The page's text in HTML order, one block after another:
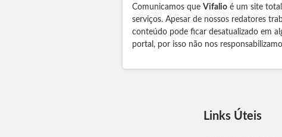
Comunicamos que Vifalio é um site
serviços. Apesar de nossos redatores
conteúdo pode ficar desatualizado em
portal, por isso não nos
Links Úteis